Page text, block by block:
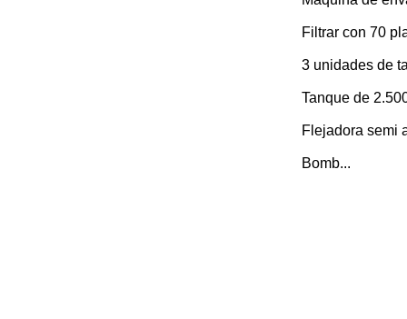
Filtrar con 70
3 unidades de
Tanque de
Flejadora semi
Bomb...